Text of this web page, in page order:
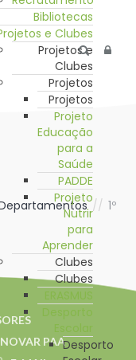
Bibliotecas
e Clubes
Projetos e
Clubes
Projetos
Projetos
Projeto
Educação
para a
Saúde
PADDE
Projeto
Nutrir
para
Aprender
Clubes
Clubes
ERASMUS
Desporto
Escolar
Desporto
// 1º
PAA